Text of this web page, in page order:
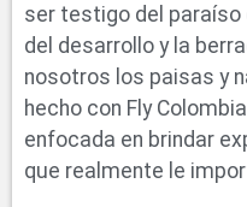
ser testigo del paraíso
del desarrollo y la
nosotros los paisas y
hecho con Fly
enfocada en brindar
que realmente le